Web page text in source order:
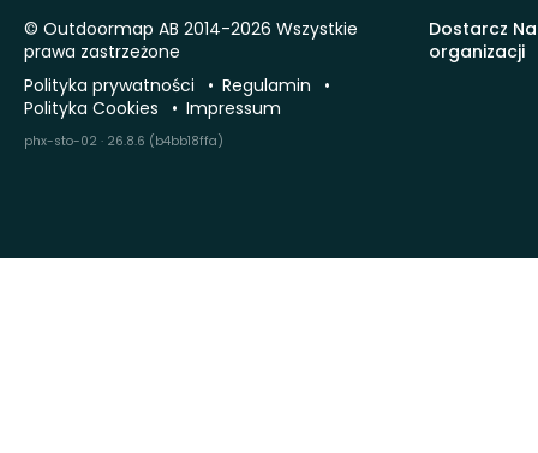
Dostarcz
organizacji
© Outdoormap AB 2014-2026 Wszystkie
prawa zastrzeżone
Polityka prywatności
Regulamin
Polityka Cookies
Impressum
phx-sto-02 · 26.8.6 (b4bb18ffa)